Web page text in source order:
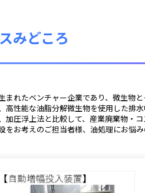
みどころ
まれたベンチャー企業であり、微生物
高性能な油脂分解微生物を使用した排
加圧浮上法と比較して、産業廃棄物・
をお考えのご担当者様、油処理にお悩